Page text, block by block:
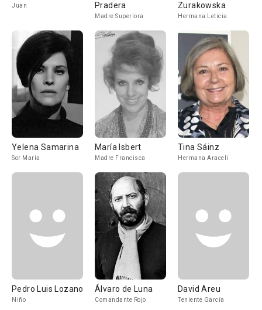
Juan
Pradera
Madre Superiora
Zurakowska
Hermana Leticia
Yelena Samarina
Sor María
María Isbert
Madre Francisca
Tina Sáinz
Hermana Araceli
Pedro Luis Lozano
Niño
Álvaro de Luna
Comandante Rojo
David Areu
Teniente García